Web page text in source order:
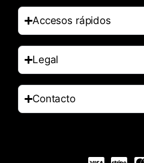
Accesos rápidos
Legal
Contacto